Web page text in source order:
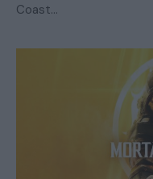
Coast…